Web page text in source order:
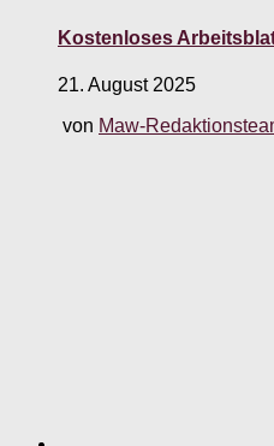
Kostenloses
21. August 2025
von Maw-